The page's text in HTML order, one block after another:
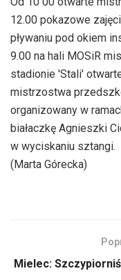
12.00 pokazowe
pływaniu pod okiem
9.00 na hali MOSiR
stadionie 'Stali'
mistrzostwa
organizowany w
białaczkę Agnieszki
w wyciskaniu sztangi.
(Marta Górecka)
Mielec: